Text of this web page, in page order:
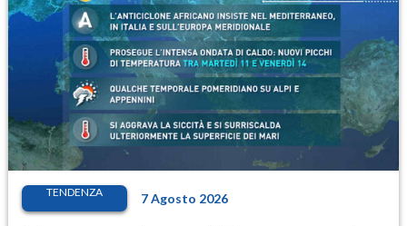
TENDENZA 7 Agosto 2026